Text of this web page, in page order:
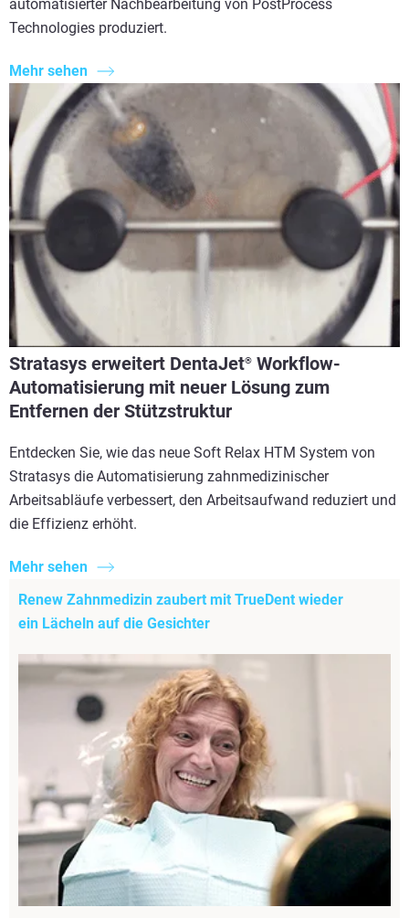
automatisierter Nachbearbeitung von PostProcess
Technologies produziert.
Mehr sehen
Stratasys erweitert DentaJet® Workflow-
Automatisierung mit neuer Lösung zum
Entfernen der Stützstruktur
Entdecken Sie, wie das neue Soft Relax HTM System von
Stratasys die Automatisierung zahnmedizinischer
Arbeitsabläufe verbessert, den Arbeitsaufwand reduziert und
die Effizienz erhöht.
Mehr sehen
Renew Zahnmedizin zaubert mit TrueDent wieder
ein Lächeln auf die Gesichter